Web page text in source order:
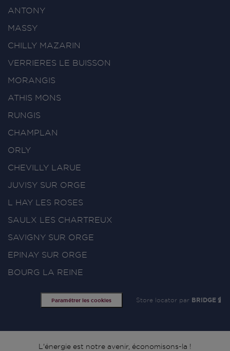
ANTONY
MASSY
CHILLY MAZARIN
VERRIERES LE BUISSON
MORANGIS
ATHIS MONS
RUNGIS
CHAMPLAN
ORLY
CHEVILLY LARUE
JUVISY SUR ORGE
L HAY LES ROSES
SAULX LES CHARTREUX
SAVIGNY SUR ORGE
EPINAY SUR ORGE
BOURG LA REINE
Paramétrer les cookies Store locator par BRIDGE
L'énergie est notre avenir, économisons-la !